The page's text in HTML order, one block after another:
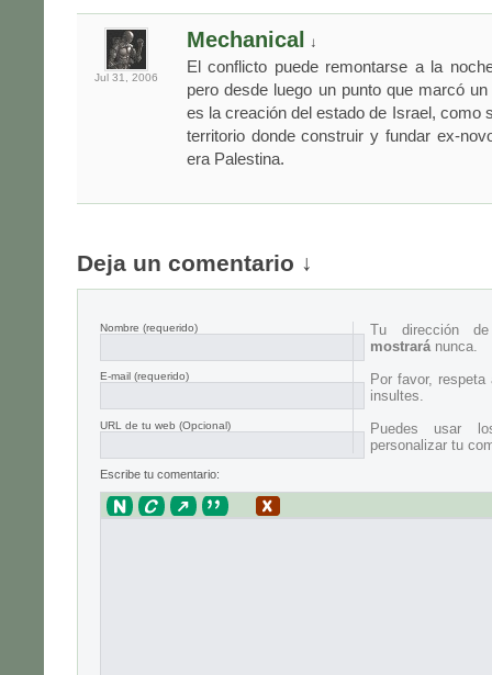
Jul 31, 2006
Mechanical ↓
El conflicto puede remontarse a la
pero desde luego un punto que marcó
es la creación del estado de Israel, como
territorio donde construir y fundar ex-
era Palestina.
Deja un comentario ↓
Nombre (requerido)
E-mail (requerido)
URL de tu web (Opcional)
Tu dirección
mostrará nunca.
Por favor,
insultes.
Puedes usar
personalizar tu
Escribe tu comentario: